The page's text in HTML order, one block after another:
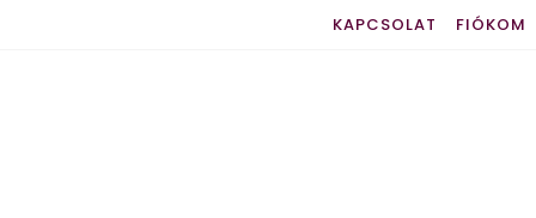
KAPCSOLAT FIÓKOM